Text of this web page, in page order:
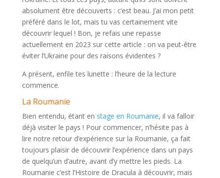
absolument être découverts : c’est beau. J’ai mon petit
préféré dans le lot, mais tu vas certainement vite
découvrir lequel ! Bon, je refais une repasse
actuellement en 2023 sur cette article : on va peut-être
éviter l’Ukraine pour des raisons évidentes ?
A présent, enfile tes lunette : l’heure de la lecture
commence.
La Roumanie
Bien entendu, étant en stage en Roumanie, il va falloir
déjà visiter le pays ! Pour commencer, n’hésite pas à
lire notre retour d’expérience sur la Roumanie, ça fait
toujours plaisir de découvrir l’expérience dans un pays
de quelqu’un d’autre, avant d’y mettre les pieds. La
Roumanie c’est l’Histoire de Dracula à découvrir, mais